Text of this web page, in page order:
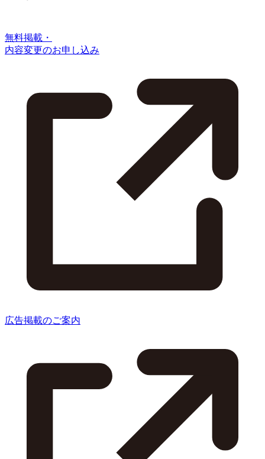
無料掲載・
内容変更のお申し込み
広告掲載のご案内